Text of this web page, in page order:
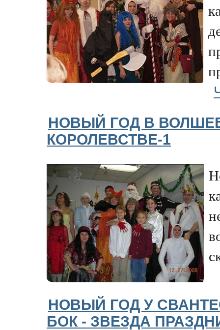
НОВЫЙ ГОД В
КОРОЛЕВСТВЕ-1
НОВЫЙ ГОД У
БОК - ЗВЕЗДА